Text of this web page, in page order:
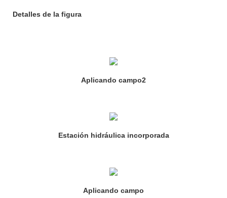
Detalles de la figura
Aplicando campo2
Estación hidráulica incorporada
Aplicando campo